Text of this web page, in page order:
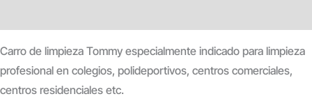
Carro de limpieza Tommy especialmente indicado para limpieza
profesional en colegios, polideportivos, centros comerciales,
centros residenciales etc.